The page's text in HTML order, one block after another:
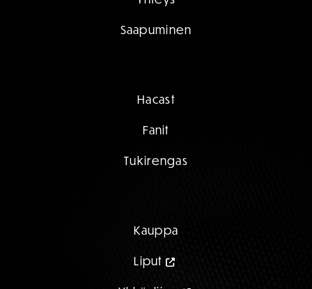
Saapuminen
Hacast
Fanit
Tukirengas
Kauppa
Liput